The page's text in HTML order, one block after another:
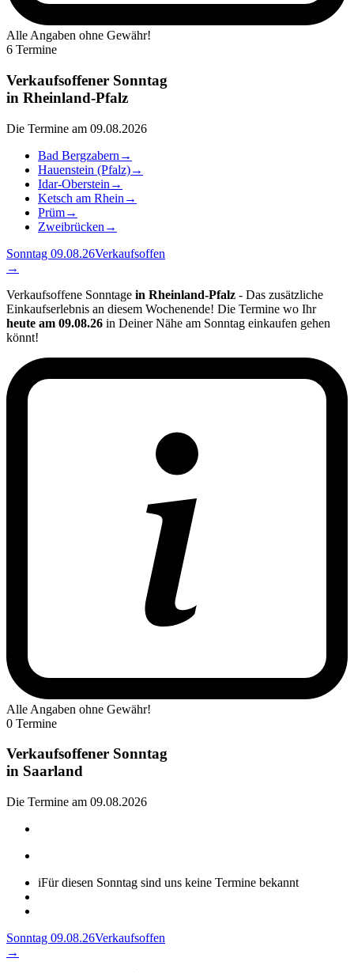
Alle Angaben ohne Gewähr!
6 Termine
Verkaufsoffener Sonntag
in Rheinland-Pfalz
Die Termine am 09.08.2026
Bad Bergzabern →
Hauenstein (Pfalz)→
Idar-Oberstein →
Ketsch am Rhein →
Prüm→
Zweibrücken →
Sonntag 09.08.26Verkaufsoffen
→
Verkaufsoffene Sonntage in Rheinland-Pfalz - Das zusätzliche
Einkaufserlebnis an diesem Wochenende! Die Termine wo Ihr
heute am 09.08.26 in Deiner Nähe am Sonntag einkaufen gehen
könnt!
Alle Angaben ohne Gewähr!
0 Termine
Verkaufsoffener Sonntag
in Saarland
Die Termine am 09.08.2026
iFür diesen Sonntag sind uns keine Termine bekannt
Sonntag 09.08.26Verkaufsoffen
→